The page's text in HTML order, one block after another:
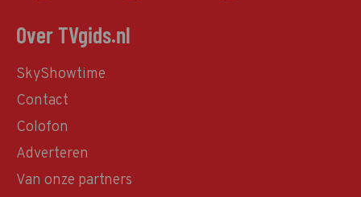
Over TVgids.nl
SkyShowtime
Contact
Colofon
Adverteren
Van onze partners